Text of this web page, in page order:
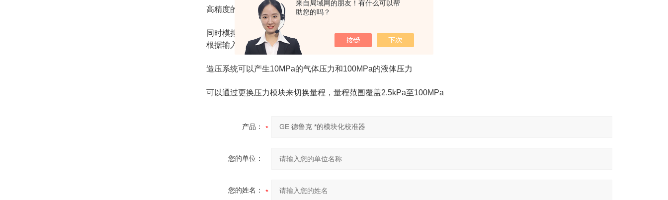
来自局域网的朋友！有什么可以帮
助您的吗？
高精度的电信号/频率/温度和压力的测量和输出
同时模拟设备的输入和测量其输出信号（醉多可以有六个通道）
根据输入输出值计算误差
造压系统可以产生10MPa的气体压力和100MPa的液体压力
可以通过更换压力模块来切换量程，量程范围覆盖2.5kPa至100MPa
产品：
您的单位：
您的姓名：